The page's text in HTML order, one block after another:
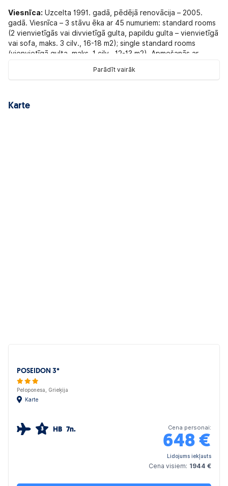
Viesnīca: Uzcelta 1991. gadā, pēdējā renovācija – 2005.
gadā. Viesnīca – 3 stāvu ēka ar 45 numuriem: standard rooms
(2 vienvietīgās vai divvietīgā gulta, papildu gulta – vienvietīgā
vai sofa, maks. 3 cilv., 16-18 m2); single standard rooms
(vienvietīgā gulta, maks. 1 cilv., 12-13 m2). Apmešanās ar
Teritorija:
Parādīt vairāk
Karte
POSEIDON 3*
Peloponesa, Grieķija
Karte
3 HB 7n. Cena personai:
648 €
Lidojums iekļauts
Cena visiem: 1944 €